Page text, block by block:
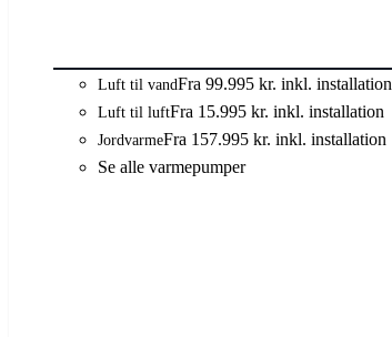
Luft til vandFra 99.995 kr. inkl. installation
Luft til luftFra 15.995 kr. inkl. installation
JordvarmeFra 157.995 kr. inkl. installation
Se alle varmepumper